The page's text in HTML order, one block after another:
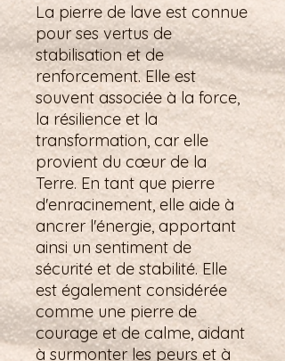
La pierre de lave est connue
pour ses vertus de
stabilisation et de
renforcement. Elle est
souvent associée à la force,
la résilience et la
transformation, car elle
provient du cœur de la
Terre. En tant que pierre
d'enracinement, elle aide à
ancrer l'énergie, apportant
ainsi un sentiment de
sécurité et de stabilité. Elle
est également considérée
comme une pierre de
courage et de calme, aidant
à surmonter les peurs et à